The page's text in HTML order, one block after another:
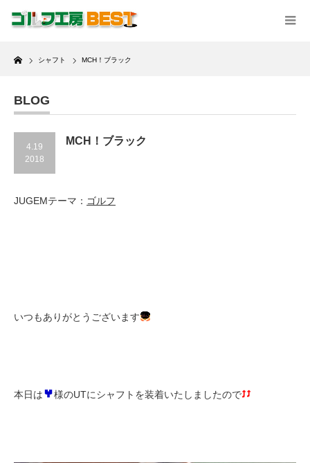
Home
シャフト MCH！ブラック
BLOG
4.19
2018
MCH！ブラック
JUGEMテーマ： ゴルフ
いつもありがとうございます
本日は 様のUTにシャフトを装着いたしましたので